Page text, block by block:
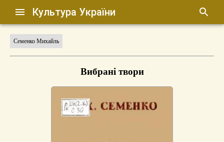
Культура України
Семенко Михайль
Вибрані твори